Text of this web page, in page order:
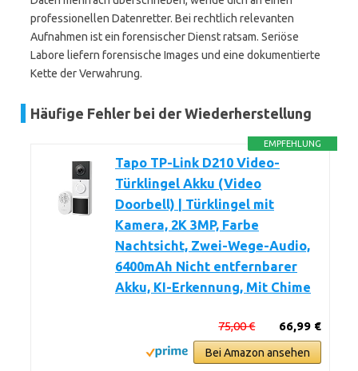
professionellen Datenretter. Bei rechtlich relevanten
Aufnahmen ist ein forensischer Dienst ratsam. Seriöse
Labore liefern forensische Images und eine dokumentierte
Kette der Verwahrung.
Häufige Fehler bei der Wiederherstellung
EMPFEHLUNG
Tapo TP-Link D210 Video-
Türklingel Akku (Video
Doorbell) | Türklingel mit
Kamera, 2K 3MP, Farbe
Nachtsicht, Zwei-Wege-Audio,
6400mAh Nicht entfernbarer
Akku, KI-Erkennung, Mit Chime
66,99 €
75,00 €
Bei Amazon ansehen